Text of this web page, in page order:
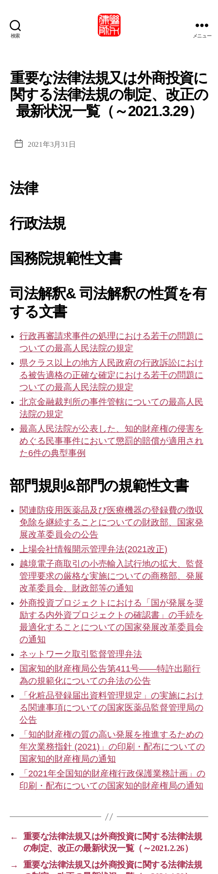
検索
联
力
律
師
事
メニュー
重要な法律法規又は外商投資に
関する法律法規の制定、改正の
最新状況一覧（～2021.3.29）
投
2021年3月31日
法律
行政法規
国務院規範性文書
司法解釈& 司法解釈の性質を有
する文書
行政再審請求事件の処理における若干の問題に
ついての最高人民法院の規定
県クラス以上の地方人民政府の行政訴訟におけ
る被告適格の正確な確定における若干の問題に
ついての最高人民法院の規定
北京金融裁判所の事件管轄についての最高人民
法院の規定
最高人民法院が公表した、知的財産権の侵害を
めぐる民事事件において懲罰的賠償が適用され
た6件の典型事例
部門規則&部門の規範性文書
関連防疫用医薬品及び医療機器の登録費の徴収
免除を継続することについての財政部、国家発
展改革委員会の公告
上場会社情報開示管理弁法(2021改正)
越境電子商取引の小売輸入試行地の拡大、監督
管理要求の厳格な実施についての商務部、発展
改革委員会、財政部等の通知
外商投資プロジェクトにおける「国が発展を奨
励する内外資プロジェクトの確認書」の手続を
最適化することについての国家発展改革委員会
の通知
ネットワーク取引監督管理弁法
国家知的財産権局公告第411号――特許出願行
為の規範化についての弁法の公告
「化粧品登録届出資料管理規定」の実施におけ
る関連事項についての国家医薬品監督管理局の
公告
「知的財産権の質の高い発展を推進するための
年次業務指針 (2021)」の印刷・配布についての
国家知的財産権局の通知
「2021年全国知的財産権行政保護業務計画」の
印刷・配布についての国家知的財産権局の通知
←
重要な法律法規又は外商投資に関する法律法規
の制定、改正の最新状況一覧（～2021.2.26）
→
重要な法律法規又は外商投資に関する法律法規